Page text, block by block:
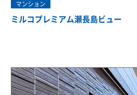
マンション
ミルコプレミアム瀬長島ビュー